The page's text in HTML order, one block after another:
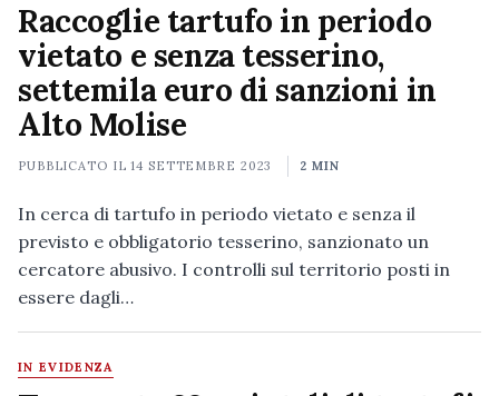
Raccoglie tartufo in periodo
vietato e senza tesserino,
settemila euro di sanzioni in
Alto Molise
PUBBLICATO IL14 SETTEMBRE 2023 2 MIN
In cerca di tartufo in periodo vietato e senza il
previsto e obbligatorio tesserino, sanzionato un
cercatore abusivo. I controlli sul territorio posti in
essere dagli…
IN EVIDENZA